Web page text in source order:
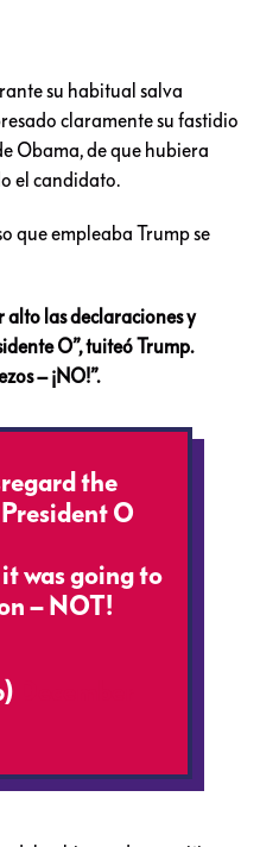
su habitual salva
claramente su fastidio
Obama, de que hubiera
el candidato.
que empleaba Trump se
alto las declaraciones y
O”, tuiteó Trump.
– ¡NO!”.
the
O
was going to
– NOT!